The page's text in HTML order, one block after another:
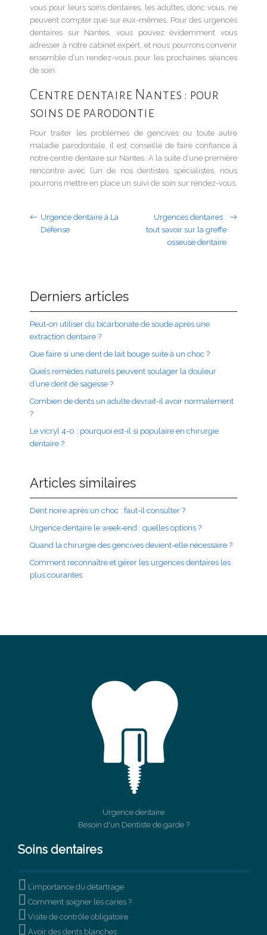
vous pour leurs soins dentaires, les adultes, donc vous, ne
peuvent compter que sur eux-mêmes. Pour des urgences
dentaires sur Nantes, vous pouvez évidemment vous
adresser à notre cabinet expert, et nous pourrons convenir
ensemble d’un rendez-vous pour les prochaines séances
de soin.
Centre dentaire Nantes : pour
soins de parodontie
Pour traiter les problèmes de gencives ou toute autre
maladie parodontale, il est conseillé de faire confiance à
notre centre dentaire sur Nantes. A la suite d’une première
rencontre avec l’un de nos dentistes spécialistes, nous
pourrons mettre en place un suivi de soin sur rendez-vous.
Urgence dentaire à La
Défense
Urgences dentaires :
tout savoir sur la greffe
osseuse dentaire
Derniers articles
Peut-on utiliser du bicarbonate de soude après une
extraction dentaire ?
Que faire si une dent de lait bouge suite à un choc ?
Quels remèdes naturels peuvent soulager la douleur
d’une dent de sagesse ?
Combien de dents un adulte devrait-il avoir normalement
?
Le vicryl 4-0 : pourquoi est-il si populaire en chirurgie
dentaire ?
Articles similaires
Dent noire après un choc : faut-il consulter ?
Urgence dentaire le week-end : quelles options ?
Quand la chirurgie des gencives devient-elle nécessaire ?
Comment reconnaître et gérer les urgences dentaires les
plus courantes
Urgence dentaire
Besoin d'un Dentiste de garde ?
Soins dentaires
 L’importance du détartrage
 Comment soigner les caries ?
 Visite de contrôle obligatoire
 Avoir des dents blanches